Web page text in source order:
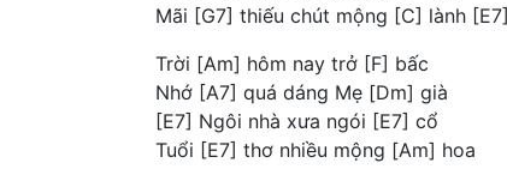
Mãi [G7] thiếu chút mộng [C] lành [E7]
Trời [Am] hôm nay trở [F] bấc
Nhớ [A7] quá dáng Mẹ [Dm] già
[E7] Ngôi nhà xưa ngói [E7] cổ
Tuổi [E7] thơ nhiều mộng [Am] hoa